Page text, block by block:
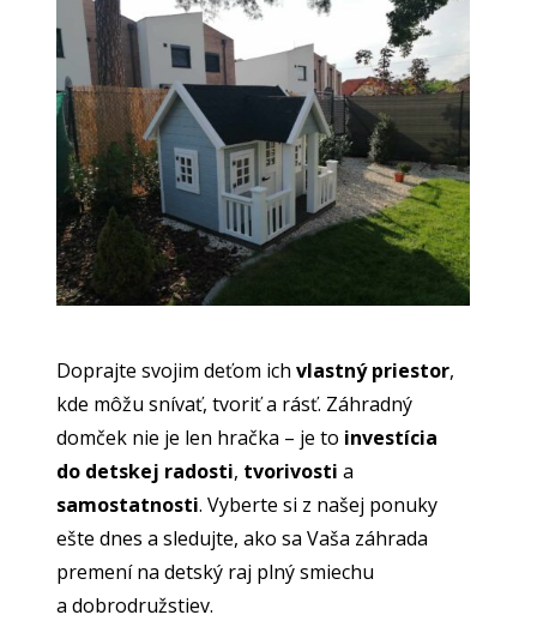
Doprajte svojim deťom ichvlastný priestor,
kde môžu snívať, tvoriť a rásť. Záhradný
domček nie je len hračka – je to investícia
do detskej radosti, tvorivostia
samostatnosti. Vyberte si z našej ponuky
ešte dnes a sledujte, ako sa Vaša záhrada
premení na detský raj plný smiechu
a dobrodružstiev.